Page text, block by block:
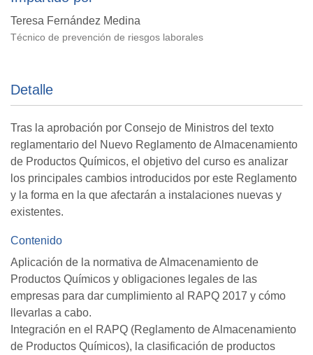
Teresa Fernández Medina
Técnico de prevención de riesgos laborales
Detalle
Tras la aprobación por Consejo de Ministros del texto
reglamentario del Nuevo Reglamento de Almacenamiento
de Productos Químicos, el objetivo del curso es analizar
los principales cambios introducidos por este Reglamento
y la forma en la que afectarán a instalaciones nuevas y
existentes.
Contenido
Aplicación de la normativa de Almacenamiento de
Productos Químicos y obligaciones legales de las
empresas para dar cumplimiento al RAPQ 2017 y cómo
llevarlas a cabo.
Integración en el RAPQ (Reglamento de Almacenamiento
de Productos Químicos), la clasificación de productos